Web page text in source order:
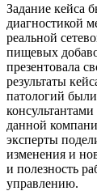
Задание кейса
диагностикой
реальной
пищевых
презентовала
результаты
патологий
данной
эксперты
изменения и
и полезность
управлению.